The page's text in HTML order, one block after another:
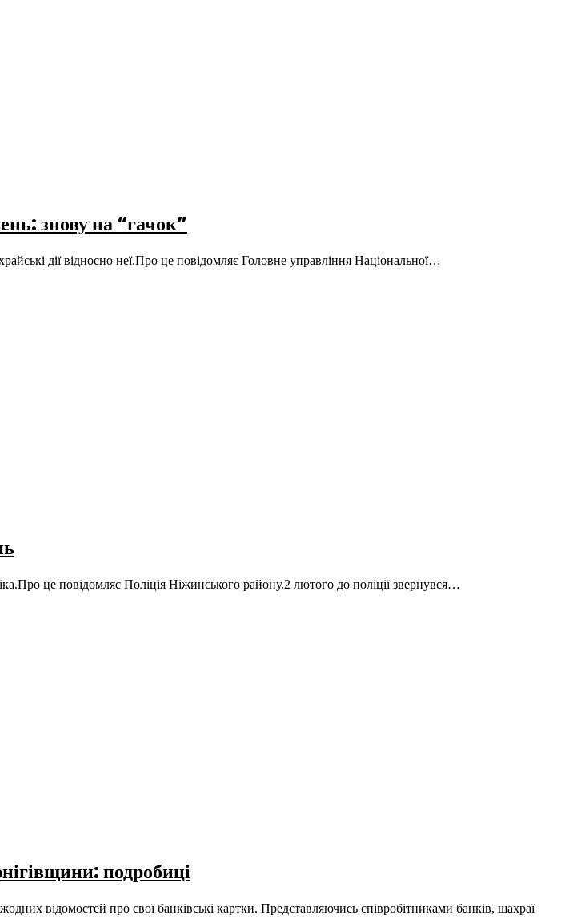
знову на “гачок”
дії відносно неї.Про це повідомляє Головне управління Національної…
це повідомляє Поліція Ніжинського району.2 лютого до поліції звернувся…
подробиці
відомостей про свої банківські картки. Представляючись співробітниками банків, шахраї